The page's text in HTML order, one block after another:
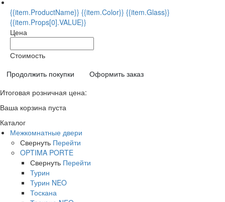
{{item.ProductName}} {{item.Color}} {{item.Glass}}
{{item.Props[0].VALUE}}
Цена
Стоимость
Продолжить покупки
Оформить заказ
Итоговая розничная цена:
Ваша корзина пуста
Каталог
Межкомнатные двери
Свернуть Перейти
OPTIMA PORTE
Свернуть Перейти
Турин
Турин NEO
Тоскана